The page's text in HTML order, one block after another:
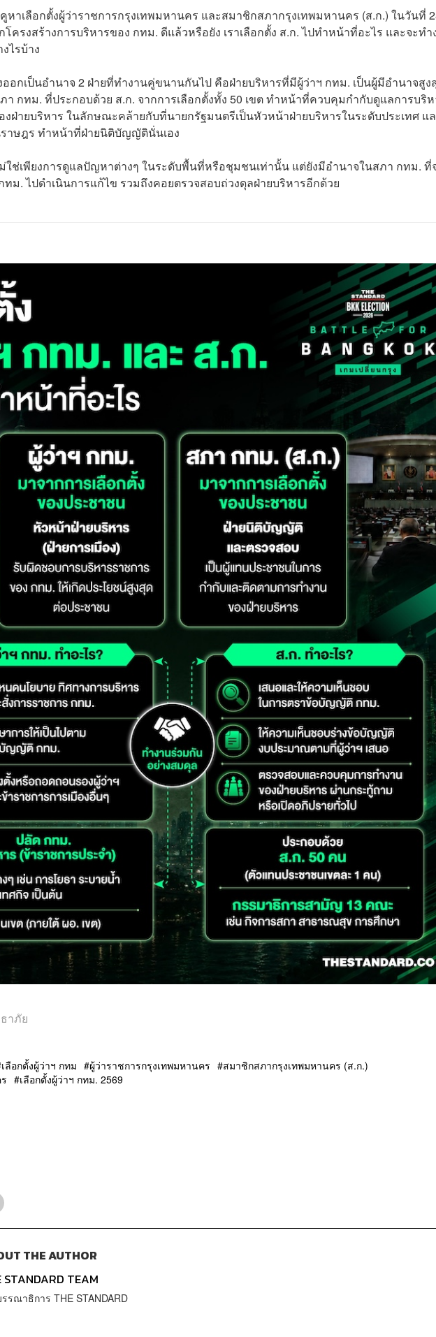
หาเลือกตั้งผู้ว่าราชการกรุงเทพมหานคร และสมาชิกสภากรุงเทพมหานคร (ส.ก.) ในวันที่
โครงสร้างการบริหารของ กทม. ดีแล้วหรือยัง เราเลือกตั้ง ส.ก. ไปทำหน้าที่อะไร และจะทำ
ไรบ้าง
อกเป็นอำนาจ 2 ฝ่ายที่ทำงานคู่ขนานกันไป คือฝ่ายบริหารที่มีผู้ว่าฯ กทม. เป็นผู้มีอำนาจสูง
กทม. ที่ประกอบด้วย ส.ก. จากการเลือกตั้งทั้ง 50 เขต ทำหน้าที่ควบคุมกำกับดูแลการบริ
ฝ่ายบริหาร ในลักษณะคล้ายกับที่นายกรัฐมนตรีเป็นหัวหน้าฝ่ายบริหารในระดับประเทศ แ
าษฎร ทำหน้าที่ฝ่ายนิติบัญญัตินั่นเอง
ใช่เพียงการดูแลปัญหาต่างๆ ในระดับพื้นที่หรือชุมชนเท่านั้น แต่ยังมีอำนาจในสภา กทม. ที่
ทม. ไปดำเนินการแก้ไข รวมถึงคอยตรวจสอบถ่วงดุลฝ่ายบริหารอีกด้วย
าภัย
เลือกตั้งผู้ว่าฯ กทม ผู้ว่าราชการกรุงเทพมหานคร
สมาชิกสภากรุงเทพมหานคร (ส.ก.)
เลือกตั้งผู้ว่าฯ กทม. 2569
THE AUTHOR
STANDARD TEAM
รรณาธิการ THE STANDARD